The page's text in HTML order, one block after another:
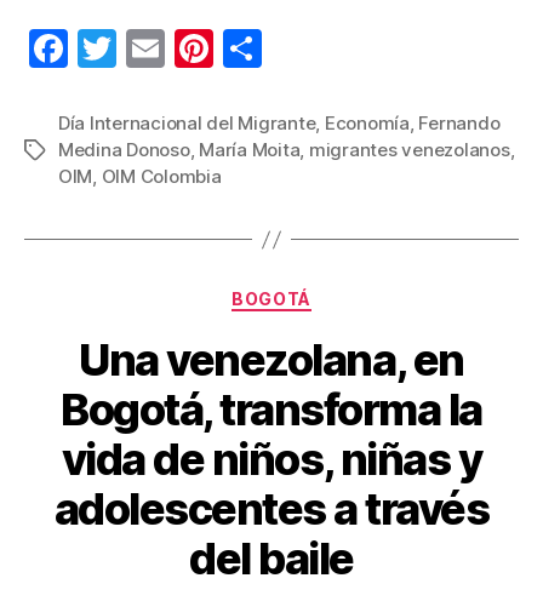
F
c
e
o
T
tt
er
E
ail
Pi
er
e
m
p
tir
Etiquetas
Día Internacional del Migrante, Economía, Fernando
Medina Donoso, María Moita, migrantes venezolanos,
OIM, OIM Colombia
Categorías
BOGOTÁ
Una venezolana, en
Bogotá, transforma la
vida de niños, niñas y
adolescentes a través
del baile